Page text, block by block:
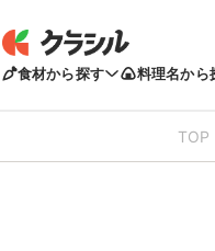
食材から探す 料理名から
TOP